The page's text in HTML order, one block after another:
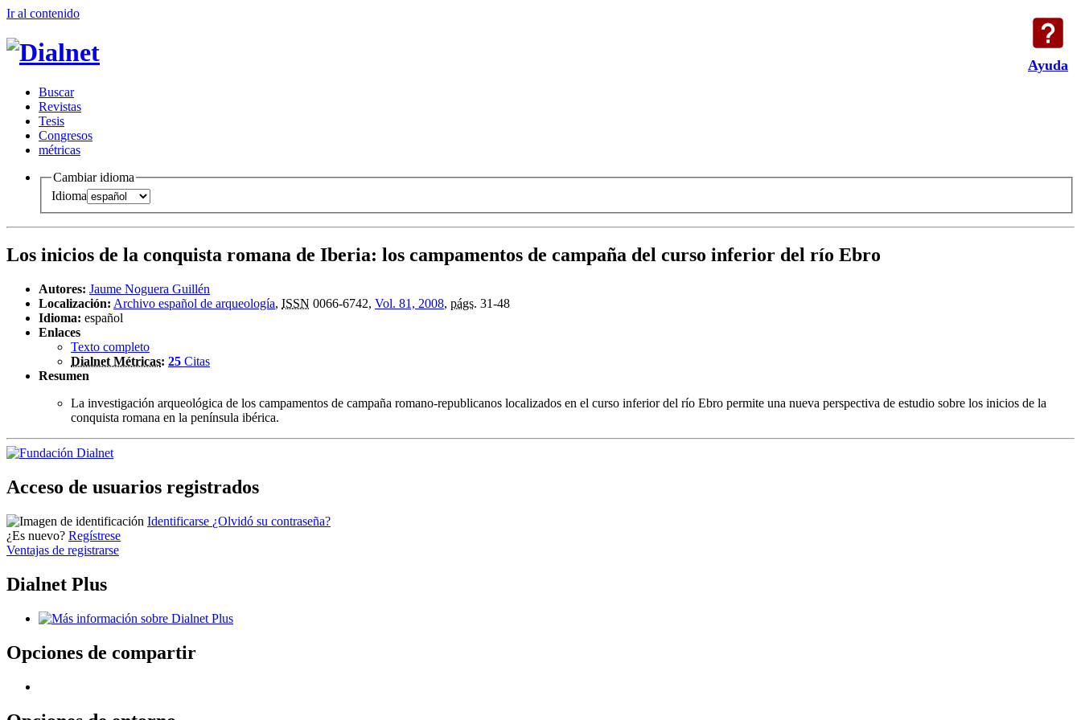
Ayuda
Ir al contenido
Buscar
Revistas
Tesis
Congresos
métricas
Cambiar idioma
Idioma
Los inicios de la conquista romana de Iberia: los campamentos de campaña del curso inferior del río Ebro
Autores: Jaume Noguera Guillén
Localización: Archivo español de arqueología, ISSN 0066-6742, Vol. 81, 2008, págs. 31-48
Idioma: español
Enlaces
Texto completo
Dialnet Métricas: 25 Citas
Resumen
La investigación arqueológica de los campamentos de campaña romano-republicanos localizados en el curso inferior del río Ebro permite una nueva perspectiva de estudio sobre los inicios de la
conquista romana en la península ibérica.
Acceso de usuarios registrados
Identificarse ¿Olvidó su contraseña?
¿Es nuevo? Regístrese
Ventajas de registrarse
Dialnet Plus
Opciones de compartir